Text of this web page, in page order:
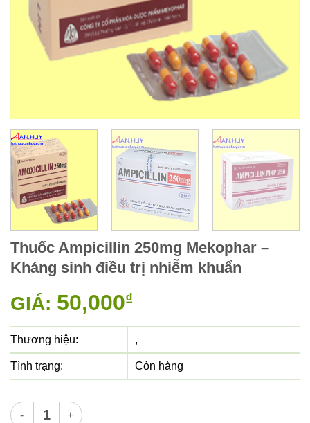
Thuốc Ampicillin 250mg Mekophar –
Kháng sinh điều trị nhiễm khuẩn
GIÁ: 50,000₫
Thương hiệu: ,
Tình trạng: Còn hàng
Thuốc Ampicillin 250mg Mekophar - Kháng sinh điều trị